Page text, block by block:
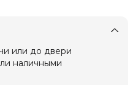
или до двери
наличными